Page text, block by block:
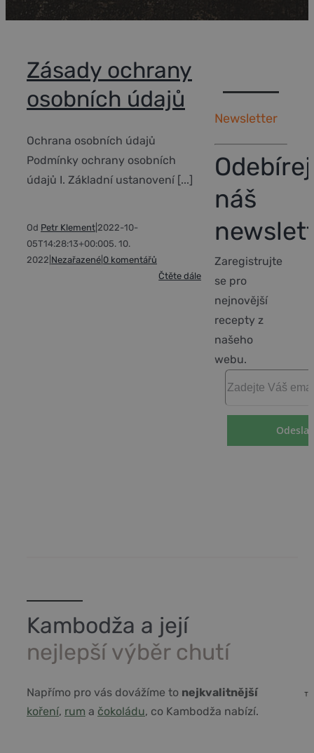
Zásady ochrany
osobních údajů
Ochrana osobních údajů
Podmínky ochrany osobních
údajů I. Základní ustanovení [...]
Od Petr Klement 2022-10-
05T14:28:13+00:005. 10.
2022 Nezařazené 0 komentářů
Čtěte dále
Newsletter
náš
Zaregistrujte
se pro
nejnovější
recepty z
našeho
webu.
Kambodža a její
nejlepší výběr chutí
Napřímo pro vás dovážíme to nejkvalitnější
koření, rum a čokoládu, co Kambodža nabízí.